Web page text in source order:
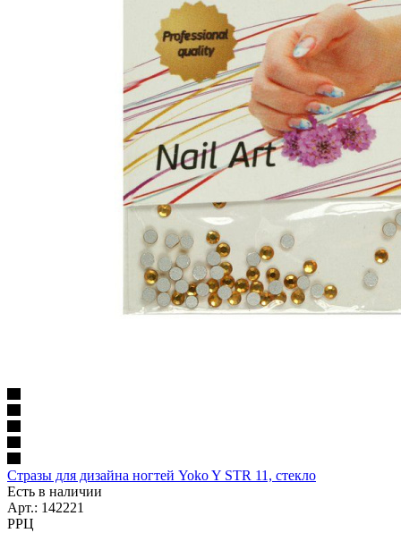
Стразы для дизайна ногтей Yoko Y STR 11, стекло
Есть в наличии
Арт.: 142221
РРЦ